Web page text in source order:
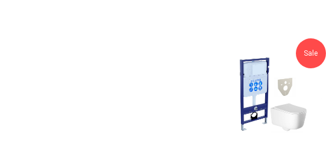
Sale